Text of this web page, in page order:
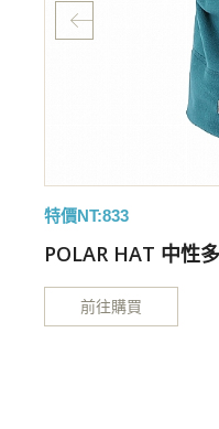
特價NT:833
POLAR HAT 中性
前往購買